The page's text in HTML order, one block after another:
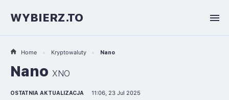
WYBIERZ.TO
Home Kryptowaluty Nano
Nano XNO
OSTATNIA AKTUALIZACJA 11:06, 23 Jul 2025